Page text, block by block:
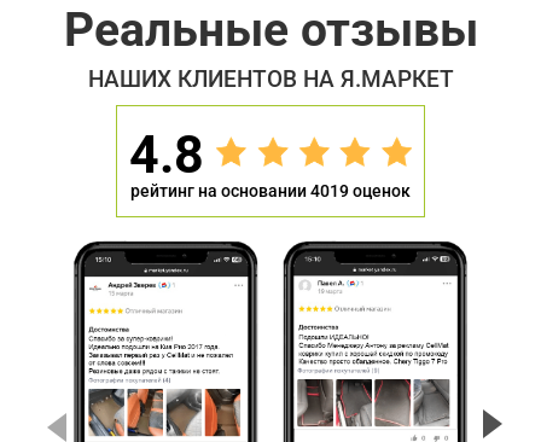
Реальные отзывы
НАШИХ КЛИЕНТОВ НА Я.МАРКЕТ
4.8
рейтинг на основании 4019 оценок